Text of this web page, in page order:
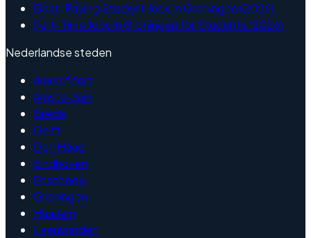
Best-Paying Student Jobs in Groningen (2026)
Part-Time Jobs in Groningen for Students (2026)
Nederlandse steden
Amersfoort
Amsterdam
Breda
Delft
Den Haag
Eindhoven
Enschede
Groningen
Haarlem
Leeuwarden